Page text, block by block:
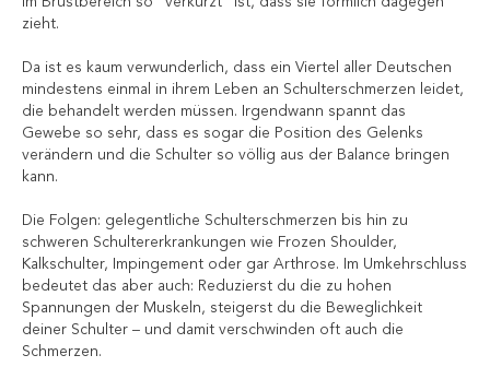
im Brustbereich so “verkürzt” ist, dass sie förmlich dagegen
zieht.
Da ist es kaum verwunderlich, dass ein Viertel aller Deutschen
mindestens einmal in ihrem Leben an Schulterschmerzen leidet,
die behandelt werden müssen. Irgendwann spannt das
Gewebe so sehr, dass es sogar die Position des Gelenks
verändern und die Schulter so völlig aus der Balance bringen
kann.
Die Folgen: gelegentliche Schulterschmerzen bis hin zu
schweren Schultererkrankungen wie Frozen Shoulder,
Kalkschulter, Impingement oder gar Arthrose. Im Umkehrschluss
bedeutet das aber auch: Reduzierst du die zu hohen
Spannungen der Muskeln, steigerst du die Beweglichkeit
deiner Schulter – und damit verschwinden oft auch die
Schmerzen.